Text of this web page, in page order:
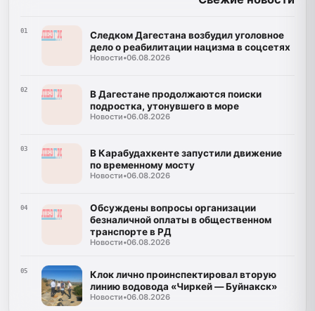
01
Следком Дагестана возбудил уголовное
дело о реабилитации нацизма в соцсетях
Новости•06.08.2026
02
В Дагестане продолжаются поиски
подростка, утонувшего в море
Новости•06.08.2026
03
В Карабудахкенте запустили движение
по временному мосту
Новости•06.08.2026
04
Обсуждены вопросы организации
безналичной оплаты в общественном
транспорте в РД
Новости•06.08.2026
05
Клок лично проинспектировал вторую
линию водовода «Чиркей — Буйнакск»
Новости•06.08.2026